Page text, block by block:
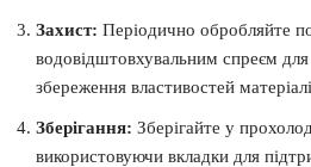
Захист: Періодично обробляйте
водовідштовхувальним спреєм
збереження властивостей
Зберігання: Зберігайте у
використовуючи вкладки для